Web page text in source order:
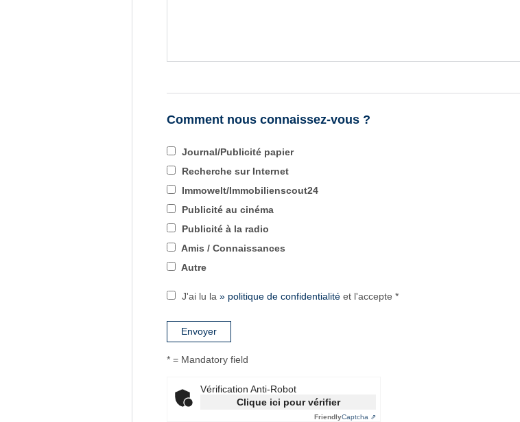
Comment nous connaissez-vous ?
Journal/Publicité papier
Recherche sur Internet
Immowelt/Immobilienscout24
Publicité au cinéma
Publicité à la radio
Amis / Connaissances
Autre
J'ai lu la » politique de confidentialité et l'accepte *
* = Mandatory field
Vérification Anti-Robot
Clique ici pour vérifier
FriendlyCaptcha ⇗